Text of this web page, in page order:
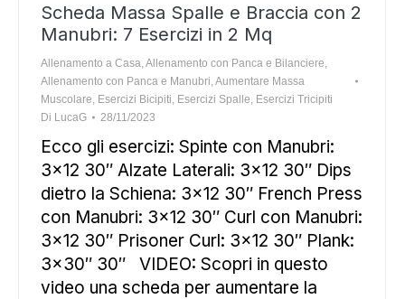
Scheda Massa Spalle e Braccia con 2
Manubri: 7 Esercizi in 2 Mq
Allenamento a Casa Allenamento con Panca e Bilanciere
Allenamento con Panca e Manubri Aumentare Massa
Muscolare Esercizi Bicipiti Esercizi Spalle Esercizi Tricipiti
Di LucaG 28/11/2023
Ecco gli esercizi: Spinte con Manubri:
3×12 30″ Alzate Laterali: 3×12 30″ Dips
dietro la Schiena: 3×12 30″ French Press
con Manubri: 3×12 30″ Curl con Manubri:
3×12 30″ Prisoner Curl: 3×12 30″ Plank:
3×30″ 30″ VIDEO: Scopri in questo
video una scheda per aumentare la